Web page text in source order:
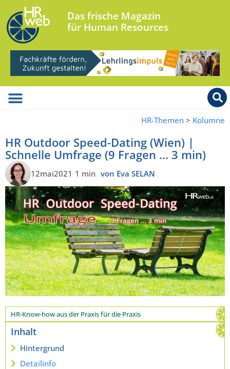
Das frische Magazin
für Human Resources
HR-Themen > Kolumne
HR Outdoor Speed-Dating (Wien) |
Schnelle Umfrage (9 Fragen … 3 min)
12mai2021 1 min von Eva SELAN
HR-Know-how aus der Praxis für die Praxis
Inhalt
Hintergrund
Detailinfo